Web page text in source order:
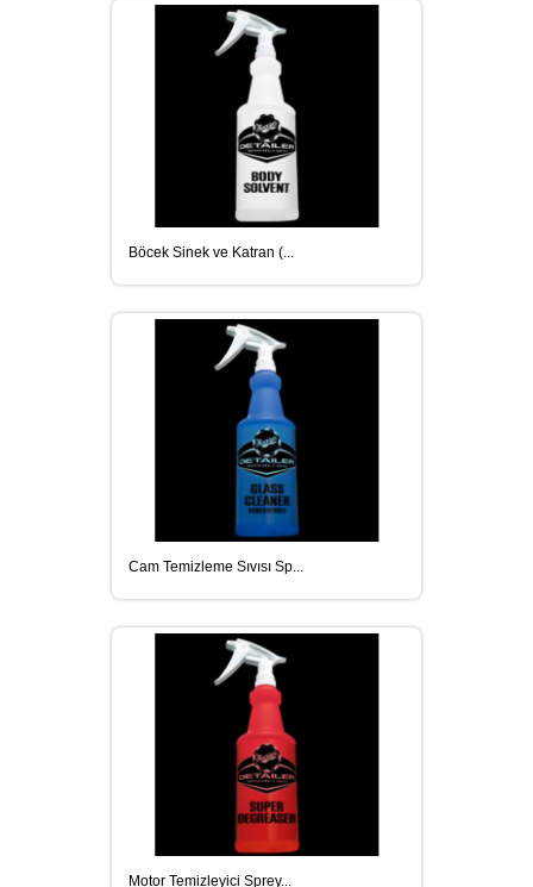
Böcek Sinek ve Katran (...
Cam Temizleme Sıvısı Sp...
Motor Temizleyici Sprey...